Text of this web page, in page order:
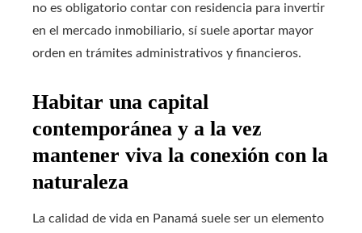
no es obligatorio contar con residencia para invertir
en el mercado inmobiliario, sí suele aportar mayor
orden en trámites administrativos y financieros.
Habitar una capital
contemporánea y a la vez
mantener viva la conexión con la
naturaleza
La calidad de vida en Panamá suele ser un elemento